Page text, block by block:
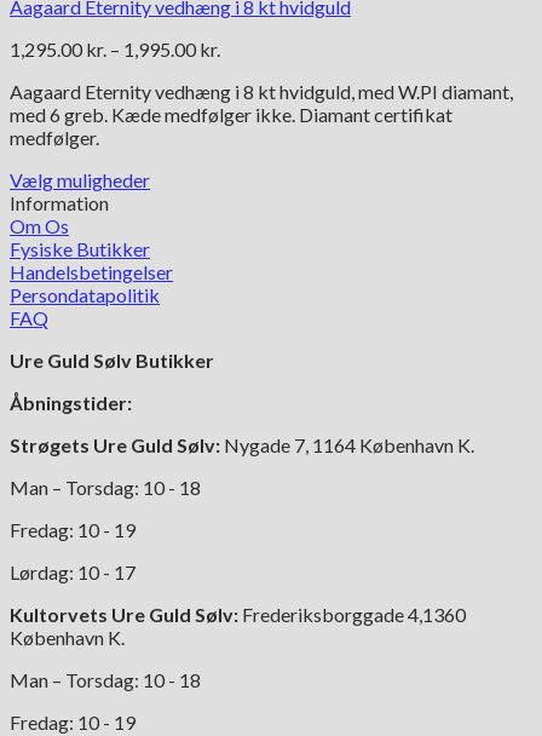
Aagaard Eternity vedhæng i 8 kt hvidguld
1,295.00 kr. – 1,995.00 kr.
til
1,995.00 kr.
Aagaard Eternity vedhæng i 8 kt hvidguld, med W.PI diamant,
med 6 greb. Kæde medfølger ikke. Diamant certifikat
medfølger.
Vælg muligheder
Dette
vare
har
flere
varianter.
Mulighederne
vælges
varesiden
Information
Om Os
Fysiske Butikker
Handelsbetingelser
Persondatapolitik
FAQ
Ure Guld Sølv Butikker
Åbningstider:
Strøgets Ure Guld Sølv: Nygade 7, 1164 København K.
Man – Torsdag: 10 - 18
Fredag: 10 - 19
Lørdag: 10 - 17
Kultorvets Ure Guld Sølv: Frederiksborggade 4,1360
København K.
Man – Torsdag: 10 - 18
Fredag: 10 - 19